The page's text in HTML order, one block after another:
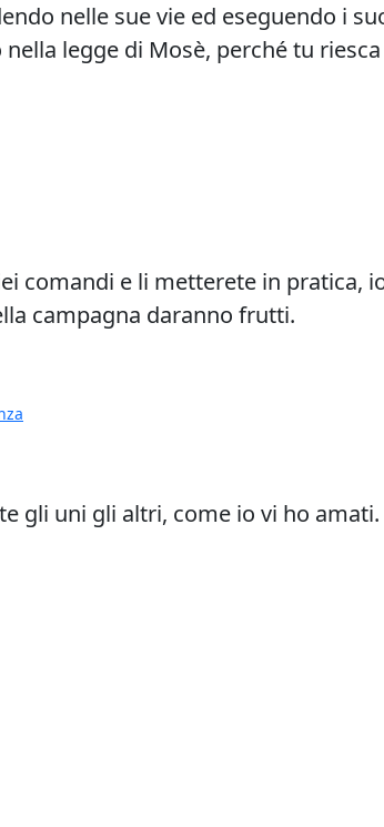
nelle sue vie ed eseguendo i
legge di Mosè, perché tu
comandi e li metterete in pratica,
campagna daranno frutti.
gli uni gli altri, come io vi ho amati.